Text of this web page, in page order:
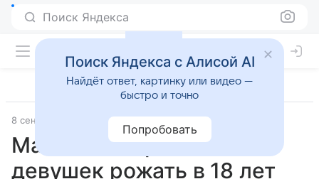
Поиск Яндекса
8 сентября 2025 Газета.Ru - новости
Малышева призвала
девушек рожать в 18 лет
Поиск Яндекса с Алисой AI
Найдёт ответ, картинку или видео —
быстро и точно
Попробовать